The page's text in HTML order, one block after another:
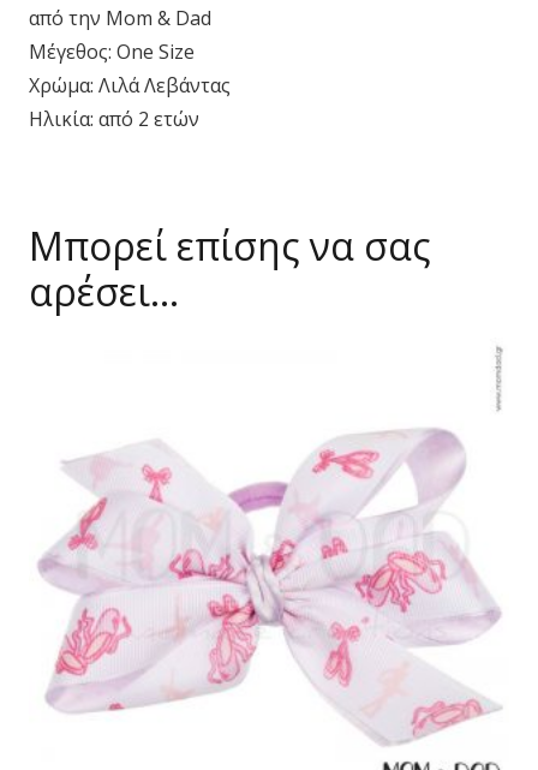
από την Mom & Dad
Μέγεθος: One Size
Χρώμα: Λιλά Λεβάντας
Ηλικία: από 2 ετών
Μπορεί επίσης να σας
αρέσει…